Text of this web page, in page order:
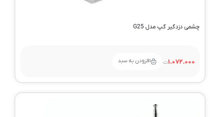
چشمی دزدگیر گپ مدل G25
1.072.000 افزودن به سبد